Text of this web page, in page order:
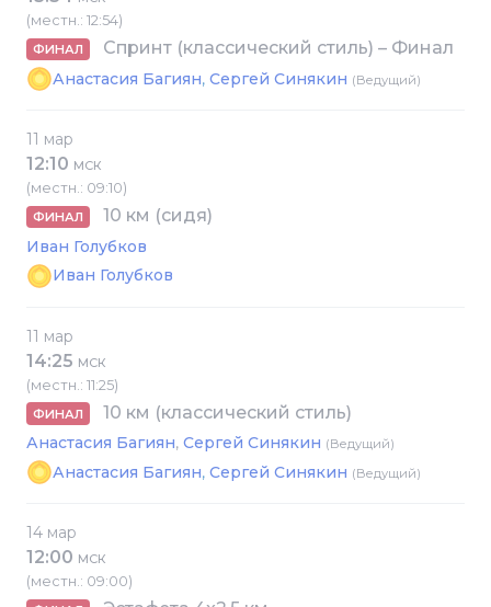
(местн.: 12:54)
ФИНАЛ Спринт (классический стиль) – Финал
Анастасия Багиян, Сергей Синякин (Ведущий)
11 мар
12:10 МСК
(местн.: 09:10)
ФИНАЛ 10 км (сидя)
Иван Голубков
Иван Голубков
11 мар
14:25 МСК
(местн.: 11:25)
ФИНАЛ 10 км (классический стиль)
Анастасия Багиян Сергей Синякин (Ведущий)
Анастасия Багиян, Сергей Синякин (Ведущий)
14 мар
12:00 МСК
(местн.: 09:00)